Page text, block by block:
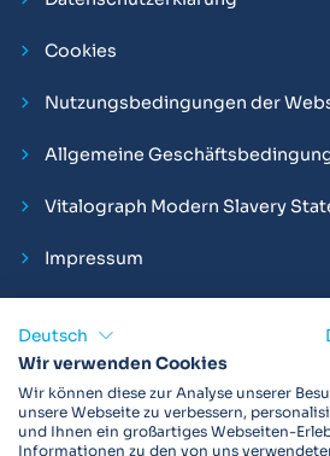
Cookies
Nutzungsbedingungen der
Allgemeine
Vitalograph Modern Slavery
Impressum
Vitalograph ist ein internationaler
EKGs und Bakterien-Viren-Filtern zur
Lungenfunktionsdiagnostik. Darüber
Deutsch
Wir verwenden Cookies
Wir können diese zur Analyse unserer
unsere Webseite zu verbessern,
und Ihnen ein großartiges Webseiten-
Informationen zu den von uns